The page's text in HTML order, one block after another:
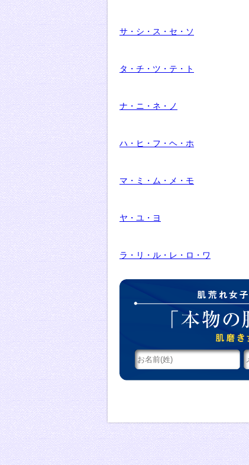
サ・シ・ス・セ・ソ
タ・チ・ツ・テ・ト
ナ・ニ・ネ・ノ
ハ・ヒ・フ・ヘ・ホ
マ・ミ・ム・メ・モ
ヤ・ユ・ヨ
ラ・リ・ル・レ・ロ・ワ